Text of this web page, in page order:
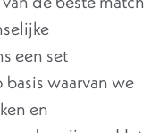
een set
waarvan we
en